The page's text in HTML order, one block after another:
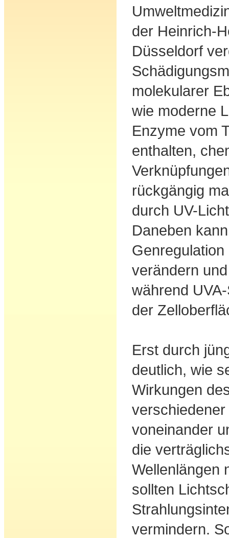
der Heinrich-
Düsseldorf
molekularer
wie moderne
Enzyme vom
enthalten,
rückgängig
durch UV-
Daneben
verändern
während
der
Erst durch
deutlich, wie
Wirkungen
voneinander
die
Wellenlängen
sollten
vermindern.